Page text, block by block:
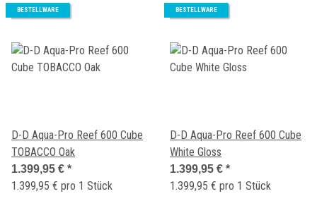
BESTELLWARE
D-D Aqua-Pro Reef 600 Cube
TOBACCO Oak
1.399,95 € *
1.399,95 € pro 1 Stück
BESTELLWARE
D-D Aqua-Pro Reef 600 Cube
White Gloss
1.399,95 € *
1.399,95 € pro 1 Stück